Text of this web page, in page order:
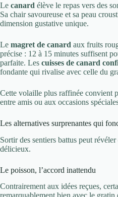
Le canard élève le repas vers des
Sa chair savoureuse et sa peau
dimension gustative unique.
Le magret de canard aux fruits
précise : 12 à 15 minutes suffisent
parfaite. Les cuisses de canard
fondante qui rivalise avec celle du
Cette volaille plus raffinée convient
entre amis ou aux occasions
Les alternatives surprenantes qui
Sortir des sentiers battus peut
délicieux.
Le poisson, l’accord inattendu
Contrairement aux idées reçues,